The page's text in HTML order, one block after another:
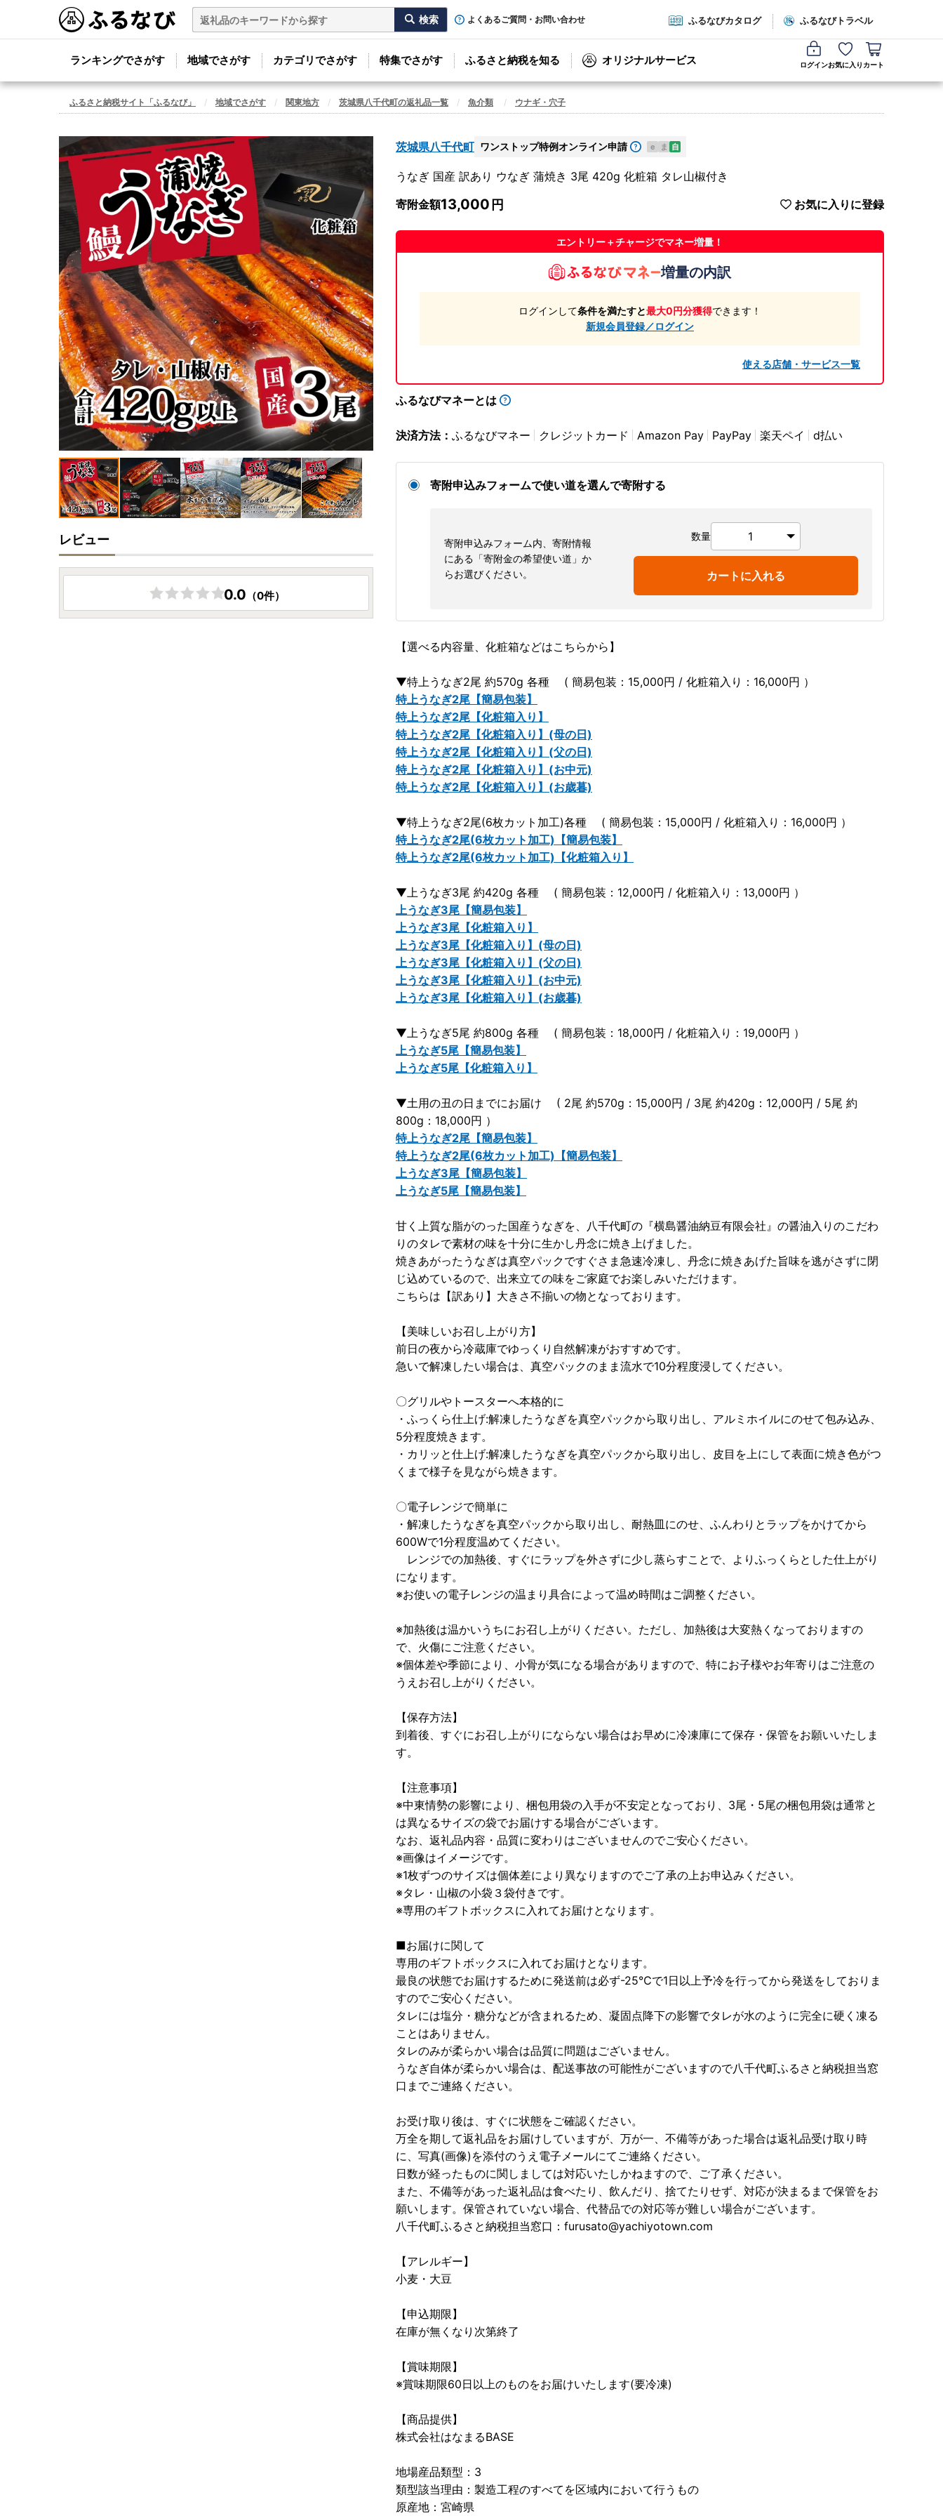
よくあるご質問・お問い合わせ ふるなびカタログ ふるなびトラベル
ランキングでさがす 地域でさがす カテゴリでさがす 特集でさがす ふるさと納税を知る オリジナルサービス ログインお気に入り カート
ふるさと納税サイト「ふるなび」 地域でさがす 関東地方 茨城県八千代町の返礼品一覧 魚介類 ウナギ・穴子
茨城県八千代町 ワンストップ特例オンライン申請 e ま 自
うなぎ 国産 訳あり ウなぎ 蒲焼き 3尾 420g 化粧箱 タレ山椒付き
寄附金額13,000 お気に入りに登録
エントリー＋チャージでマネー増量！
増量の内訳
ログインして条件を満たすと最大0円分獲得できます！
新規会員登録／ログイン
使える店舗・サービス一覧
ふるなびマネーとは
決済方法： ふるなびマネー クレジットカード Amazon Pay PayPay 楽天ペイ d払い
寄附申込みフォームで使い道を選んで寄附する
寄附申込みフォーム内、寄附情報
にある「寄附金の希望使い道」か
らお選びください。
数量
カートに入れる
【選べる内容量、化粧箱などはこちらから】
▼特上うなぎ2尾 約570g 各種 ( 簡易包装：15,000円 / 化粧箱入り：16,000円 ）
特上うなぎ2尾【簡易包装】
特上うなぎ2尾【化粧箱入り】
特上うなぎ2尾【化粧箱入り】(母の日)
特上うなぎ2尾【化粧箱入り】(父の日)
特上うなぎ2尾【化粧箱入り】(お中元)
特上うなぎ2尾【化粧箱入り】(お歳暮)
▼特上うなぎ2尾(6枚カット加工)各種 ( 簡易包装：15,000円 / 化粧箱入り：16,000円 ）
特上うなぎ2尾(6枚カット加工)【簡易包装】
特上うなぎ2尾(6枚カット加工)【化粧箱入り】
▼上うなぎ3尾 約420g 各種 ( 簡易包装：12,000円 / 化粧箱入り：13,000円 ）
上うなぎ3尾【簡易包装】
上うなぎ3尾【化粧箱入り】
上うなぎ3尾【化粧箱入り】(母の日)
上うなぎ3尾【化粧箱入り】(父の日)
上うなぎ3尾【化粧箱入り】(お中元)
上うなぎ3尾【化粧箱入り】(お歳暮)
▼上うなぎ5尾 約800g 各種 ( 簡易包装：18,000円 / 化粧箱入り：19,000円 ）
上うなぎ5尾【簡易包装】
上うなぎ5尾【化粧箱入り】
▼土用の丑の日までにお届け ( 2尾 約570g：15,000円 / 3尾 約420g：12,000円 / 5尾 約
800g：18,000円 ）
特上うなぎ2尾【簡易包装】
特上うなぎ2尾(6枚カット加工)【簡易包装】
上うなぎ3尾【簡易包装】
上うなぎ5尾【簡易包装】
甘く上質な脂がのった国産うなぎを、八千代町の『横島醤油納豆有限会社』の醤油入りのこだわ
りのタレで素材の味を十分に生かし丹念に焼き上げました。
焼きあがったうなぎは真空パックですぐさま急速冷凍し、丹念に焼きあげた旨味を逃がさずに閉
じ込めているので、出来立ての味をご家庭でお楽しみいただけます。
こちらは【訳あり】大きさ不揃いの物となっております。
【美味しいお召し上がり方】
前日の夜から冷蔵庫でゆっくり自然解凍がおすすめです。
急いで解凍したい場合は、真空パックのまま流水で10分程度浸してください。
〇グリルやトースターへ本格的に
・ふっくら仕上げ:解凍したうなぎを真空パックから取り出し、アルミホイルにのせて包み込み、
5分程度焼きます。
・カリッと仕上げ:解凍したうなぎを真空パックから取り出し、皮目を上にして表面に焼き色がつ
くまで様子を見ながら焼きます。
〇電子レンジで簡単に
・解凍したうなぎを真空パックから取り出し、耐熱皿にのせ、ふんわりとラップをかけてから
600Wで1分程度温めてください。
レンジでの加熱後、すぐにラップを外さずに少し蒸らすことで、よりふっくらとした仕上がり
になります。
※お使いの電子レンジの温まり具合によって温め時間はご調整ください。
※加熱後は温かいうちにお召し上がりください。ただし、加熱後は大変熱くなっておりますの
で、火傷にご注意ください。
※個体差や季節により、小骨が気になる場合がありますので、特にお子様やお年寄りはご注意の
うえお召し上がりください。
【保存方法】
到着後、すぐにお召し上がりにならない場合はお早めに冷凍庫にて保存・保管をお願いいたしま
す。
【注意事項】
※中東情勢の影響により、梱包用袋の入手が不安定となっており、3尾・5尾の梱包用袋は通常と
は異なるサイズの袋でお届けする場合がございます。
なお、返礼品内容・品質に変わりはございませんのでご安心ください。
※画像はイメージです。
※1枚ずつのサイズは個体差により異なりますのでご了承の上お申込みください。
※タレ・山椒の小袋３袋付きです。
※専用のギフトボックスに入れてお届けとなります。
■お届けに関して
専用のギフトボックスに入れてお届けとなります。
最良の状態でお届けするために発送前は必ず-25℃で1日以上予冷を行ってから発送をしておりま
すのでご安心ください。
タレには塩分・糖分などが含まれるため、凝固点降下の影響でタレが水のように完全に硬く凍る
ことはありません。
タレのみが柔らかい場合は品質に問題はございません。
うなぎ自体が柔らかい場合は、配送事故の可能性がございますので八千代町ふるさと納税担当窓
口までご連絡ください。
お受け取り後は、すぐに状態をご確認ください。
万全を期して返礼品をお届けしていますが、万が一、不備等があった場合は返礼品受け取り時
に、写真(画像)を添付のうえ電子メールにてご連絡ください。
日数が経ったものに関しましては対応いたしかねますので、ご了承ください。
また、不備等があった返礼品は食べたり、飲んだり、捨てたりせず、対応が決まるまで保管をお
願いします。保管されていない場合、代替品での対応等が難しい場合がございます。
八千代町ふるさと納税担当窓口：furusato@yachiyotown.com
【アレルギー】
小麦・大豆
【申込期限】
在庫が無くなり次第終了
【賞味期限】
※賞味期限60日以上のものをお届けいたします(要冷凍)
【商品提供】
株式会社はなまるBASE
地場産品類型：3
類型該当理由：製造工程のすべてを区域内において行うもの
原産地：宮崎県
レビュー
0.0 （0件）